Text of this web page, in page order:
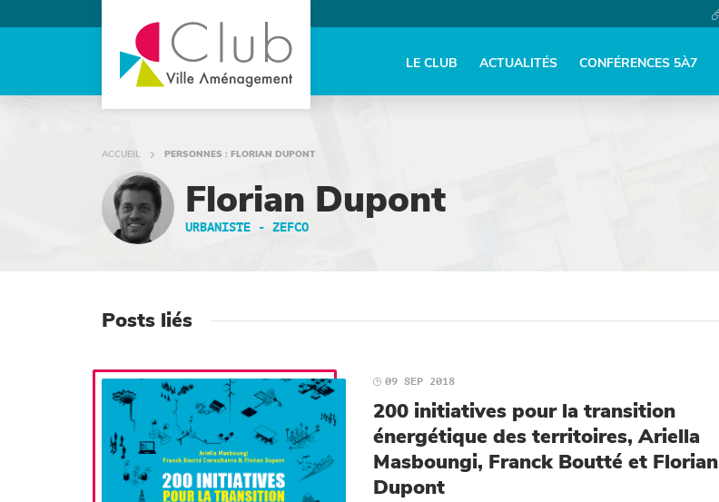
LE CLUB ACTUALITÉS CONFÉRENCES 5À7
ACCUEIL PERSONNES : FLORIAN DUPONT
Florian Dupont
URBANISTE - ZEFCO
Posts liés
09 SEP 2018
200 initiatives pour la transition
énergétique des territoires, Ariella
Masboungi, Franck Boutté et Florian
Dupont